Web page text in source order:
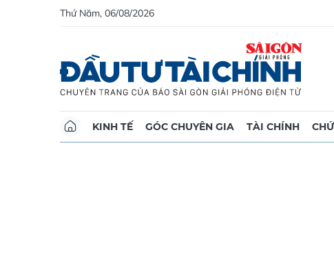
Thứ Năm, 06/08/2026
KINH TẾ GÓC CHUYÊN GIA TÀI CHÍNH